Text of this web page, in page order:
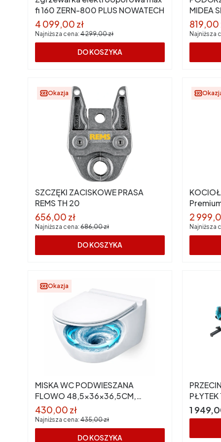
fi 160 ZERN-800 PLUS NOWATECH
Cena promocyjna
4 099,00 zł
Najniższa cena: 4 299,00 zł
DO KOSZYKA
MIDEA
Cena
819,00
Najniższa
Okazja
SZCZĘKI ZACISKOWE PRASA
REMS TH 20
Cena promocyjna
656,00 zł
Najniższa cena: 686,00 zł
DO KOSZYKA
Cena
2
Najniższa
Okazja
MISKA WC PODWIESZANA
FLOWO 48,5x36x36,5CM,
WIROWA, DESKA SLIM [INVENA]
Cena promocyjna
430,00 zł
Najniższa cena: 435,00 zł
DO KOSZYKA
PŁYTEK
[BIHUI]
Cena
1